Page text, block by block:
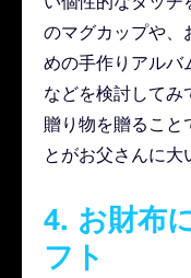
のマグカップや、
めの手作りアルバ
などを検討してみ
贈り物を贈ること
とがお父さんに大
4. お財布
フト